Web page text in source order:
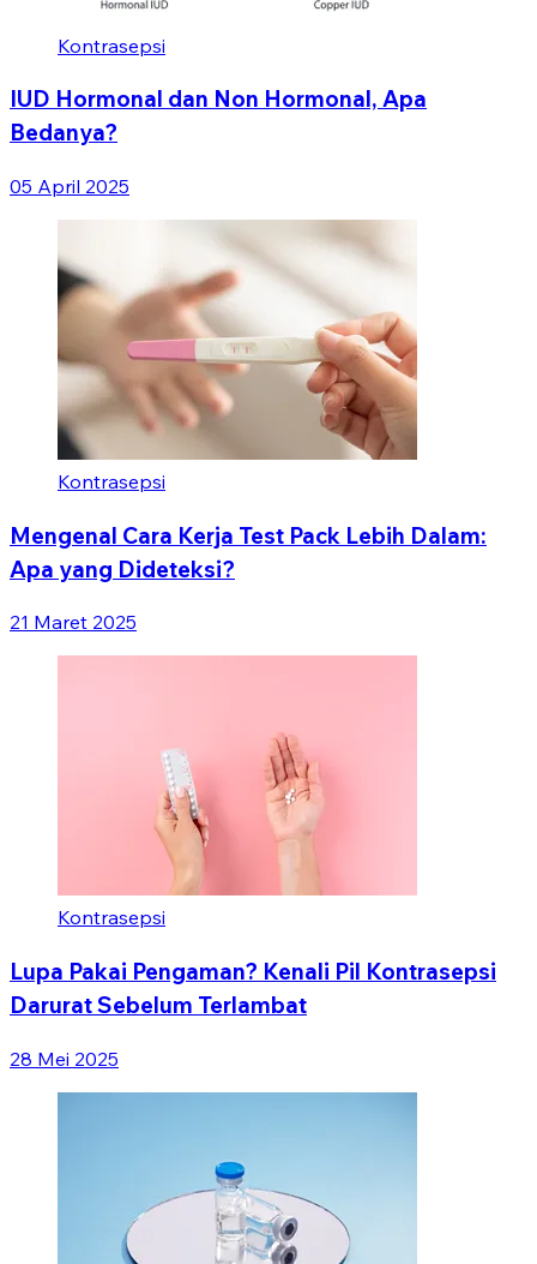
Kontrasepsi
IUD Hormonal dan Non Hormonal, Apa
Bedanya?
05 April 2025
Kontrasepsi
Mengenal Cara Kerja Test Pack Lebih Dalam:
Apa yang Dideteksi?
21 Maret 2025
Kontrasepsi
Lupa Pakai Pengaman? Kenali Pil Kontrasepsi
Darurat Sebelum Terlambat
28 Mei 2025